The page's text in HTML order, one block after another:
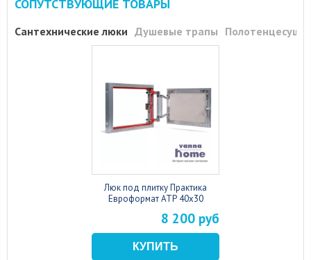
СОПУТСТВУЮЩИЕ ТОВАРЫ
Сантехнические люки Душевые трапы
Люк под плитку Практика
Евроформат АТР 40x30
8 200 руб